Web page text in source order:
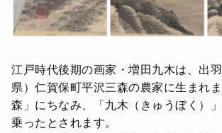
江戸時代後期の画家・増田九木は、出
県）仁賀保町平沢三森の農家に生まれ
森」にちなみ、「九木（きゅうぼく）
乗ったとされます。